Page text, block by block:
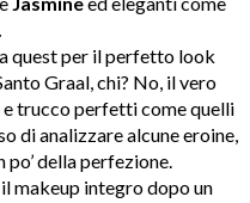
quest per il perfetto look
Graal, chi? No, il vero
trucco perfetti come quelli
di analizzare alcune eroine,
po’ della perfezione.
makeup integro dopo un